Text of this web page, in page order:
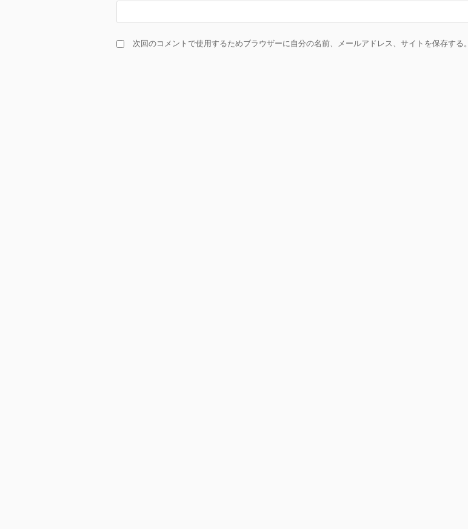
次回のコメントで使用するためブラウザーに自分の名前、メールアドレス、サイトを保存する。